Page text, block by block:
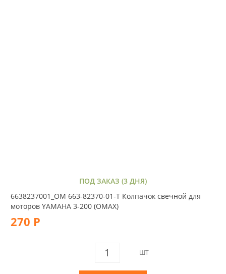
ПОД ЗАКАЗ (3 ДНЯ)
6638237001_OM 663-82370-01-T Колпачок свечной для
моторов YAMAHA 3-200 (OMAX)
270 Р
ШТ